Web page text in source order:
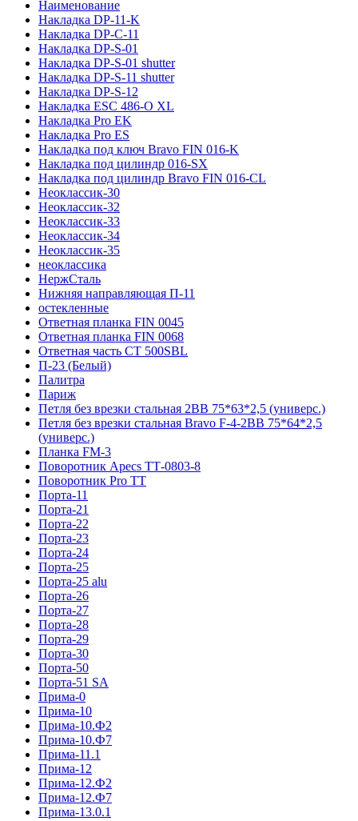
Наименование
Накладка DP-11-K
Накладка DP-C-11
Накладка DP-S-01
Накладка DP-S-01 shutter
Накладка DP-S-11 shutter
Накладка DP-S-12
Накладка ESC 486-O XL
Накладка Pro EK
Накладка Pro ES
Накладка под ключ Bravo FIN 016-K
Накладка под цилиндр 016-SX
Накладка под цилиндр Bravo FIN 016-СL
Неоклассик-30
Неоклассик-32
Неоклассик-33
Неоклассик-34
Неоклассик-35
неоклассика
НержСталь
Нижняя направляющая П-11
остекленные
Ответная планка FIN 0045
Ответная планка FIN 0068
Ответная часть СТ 500SBL
П-23 (Белый)
Палитра
Париж
Петля без врезки стальная 2ВВ 75*63*2,5 (универс.)
Петля без врезки стальная Bravo F-4-2BB 75*64*2,5
(универс.)
Планка FM-3
Поворотник Apecs ТТ-0803-8
Поворотник Pro TT
Порта-11
Порта-21
Порта-22
Порта-23
Порта-24
Порта-25
Порта-25 alu
Порта-26
Порта-27
Порта-28
Порта-29
Порта-30
Порта-50
Порта-51 SA
Прима-0
Прима-10
Прима-10.Ф2
Прима-10.Ф7
Прима-11.1
Прима-12
Прима-12.Ф2
Прима-12.Ф7
Прима-13.0.1